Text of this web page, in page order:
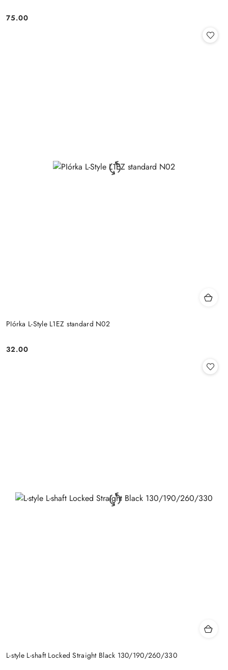
Cena:
75.00
PIórka L-Style L1EZ standard N02
Cena:
32.00
L-style L-shaft Locked Straight Black 130/190/260/330